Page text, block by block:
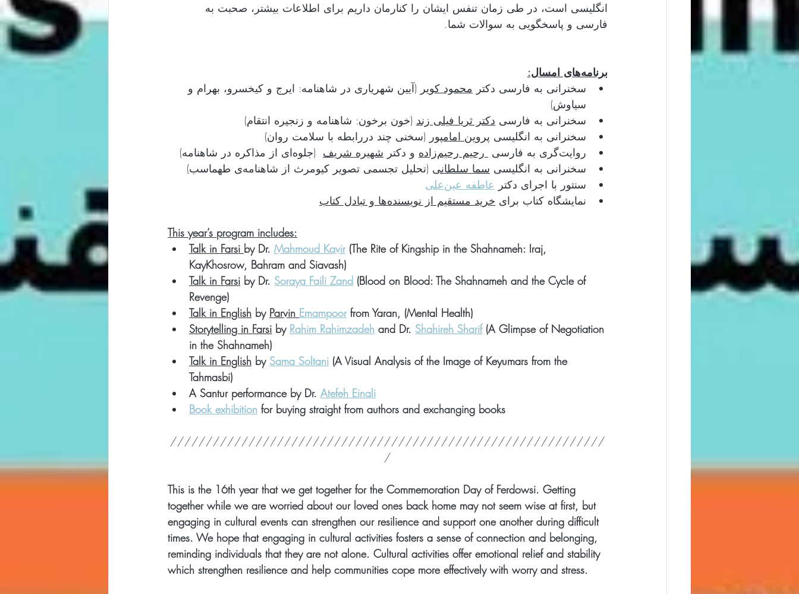
انگلیسی است، در طی زمان تنفس ایشان را کنارمان داریم برای اطلاعات بیشتر، صحبت به
فارسی و پاسخگویی به سوالات شما.
برنامه‌‌های امسال:
سخنرانی به فارسی دکتر محمود کویر (
آیین شهریاری در شاهنامه: ایرج و‌ کیخسرو، بهرام و
سیاوش)
سخنرانی به فارسی دکتر ثریا فیلی زند (خون برخون: شاهنامه و زنجیره انتقام)
سخنرانی به انگلیسی پروین اما‌مپور (سخنی چند دررابطه با سلامت روان)
روایت‌گری به فارسی
رحیم رحیم‌زاده و دکتر شهیره شریف (جلوه‌ای از مذاکره در شاهنامه)
سخنرانی به انگلیسی سما سلطانی (تحلیل تجسمی تصویر کیومرث از شاهنامه‌ی طهماسب)
سنتور با اجرای دکتر عاطفه عين‌علی
نمایشگاه کتاب برای خرید مستقیم از نویسنده‌ها و تبادل کتاب
This year’s program includes:
Talk in Farsi by Dr. Mahmoud Kavir (The Rite of Kingship in the Shahnameh: Iraj,
KayKhosrow, Bahram and Siavash)
Talk in Farsi by Dr. Soraya Faili Zand (Blood on Blood: The Shahnameh and the Cycle of
Revenge)
Talk in English by Parvin Emampoor from Yaran, (Mental Health)
Storytelling in Farsi by Rahim Rahimzadeh and Dr. Shahireh Sharif (A Glimpse of Negotiation
in the Shahnameh)
Talk in English by Sama Soltani (A Visual Analysis of the Image of Keyumars from the
Tahmasbi)
A Santur performance by Dr. Atefeh Einali
Book exhibition for buying straight from authors and exchanging books
/////////////////////////////////////////////////////////////
/
This is the 16th year that we get together for the Commemoration Day of Ferdowsi. Getting
together while we are worried about our loved ones back home may not seem wise at first, but
engaging in cultural events can strengthen our resilience and support one another during difficult
times. We hope that engaging in cultural activities fosters a sense of connection and belonging,
reminding individuals that they are not alone. Cultural activities offer emotional relief and stability
which strengthen resilience and help communities cope more effectively with worry and stress.